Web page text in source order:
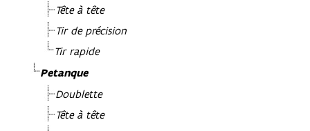
Tête à tête
Tir de précision
Tir rapide
Petanque
Doublette
Tête à tête